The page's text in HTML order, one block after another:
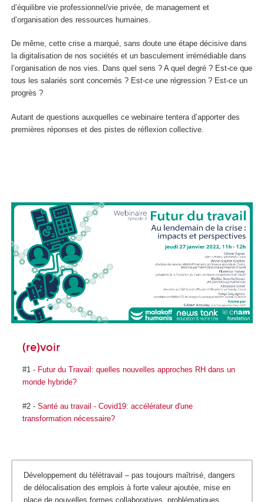
d’équilibre vie professionnel/vie privée, de management et
d’organisation des ressources humaines.
De même, cette crise a marqué, sans doute une étape décisive dans
la digitalisation de nos sociétés et un basculement irrémédiable dans
l’organisation de nos vies. Dans quel sens ? A quel degré ? Est-ce que
tous les salariés sont concernés ? Est-ce une régression ? Est-ce un
progrès ?
Autant de questions auxquelles ce webinaire tentera d’apporter des
premières réponses et des pistes de réflexion collective.
(re)voir
#1 - Futur du Travail: quelles nouvelles approches RH dans un
monde hybride?
#2 - Santé au travail - Covid19: accélérateur d'une
transformation nécessaire?
Développement du télétravail – pas toujours maîtrisé, dangers
de délocalisation des emplois à forte valeur ajoutée, mise en
place de nouvelles formes collaboratives, problématiques